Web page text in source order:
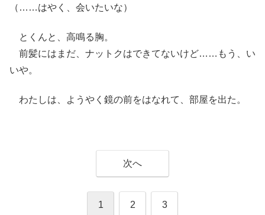
（……はやく、会いたいな）
とくんと、高鳴る胸。
前髪にはまだ、ナットクはできてないけど……もう、い
いや。
わたしは、ようやく鏡の前をはなれて、部屋を出た。
次へ
1 2 3